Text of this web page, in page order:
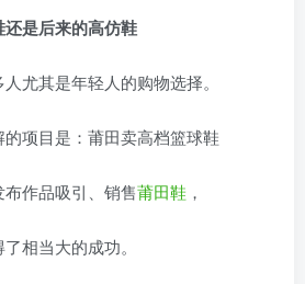
是后来的高仿鞋
尤其是年轻人的购物选择。
项目是：莆田卖高档篮球鞋
作品吸引、销售莆田鞋 ，
相当大的成功。